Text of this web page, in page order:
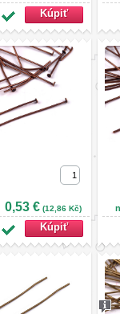
0,53 € (12,86 Kč)